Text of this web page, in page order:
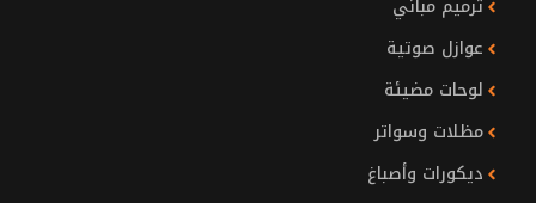
ترميم مباني
عوازل صوتية
لوحات مضيئة
مظلات وسواتر
ديكورات وأصباغ